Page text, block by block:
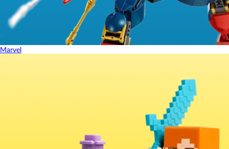
Marvel